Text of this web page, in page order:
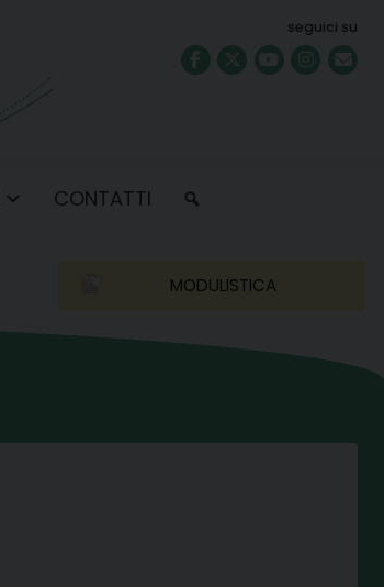
seguici su
CONTATTI
MODULISTICA